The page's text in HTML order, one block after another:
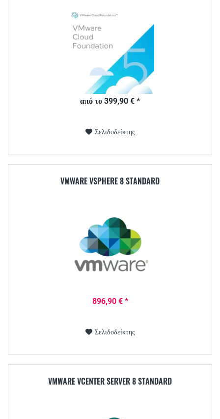
από το 399,90 € *
Σελιδοδείκτης
VMWARE VSPHERE 8 STANDARD
896,90 € *
Σελιδοδείκτης
VMWARE VCENTER SERVER 8 STANDARD